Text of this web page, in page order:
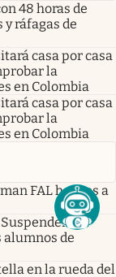
48 horas de
ráfagas de
casa por casa
la
en Colombia
casa por casa
la
en Colombia
FAL hechos a
las
alumnos de
en la rueda del